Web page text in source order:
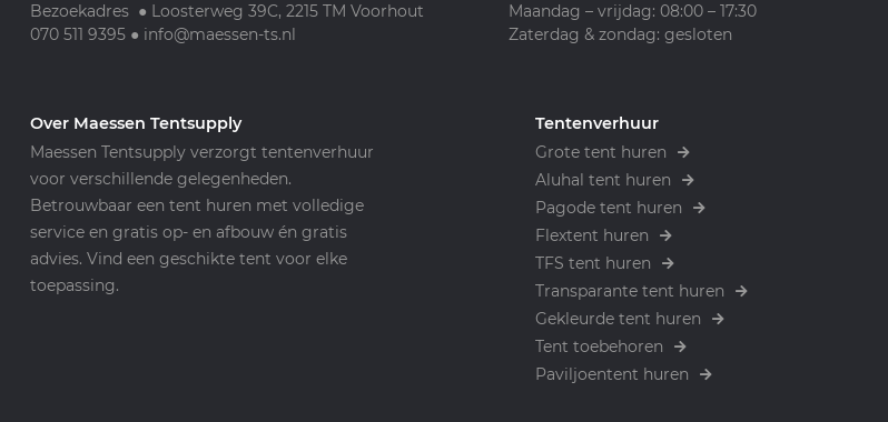
Bezoekadres ● Loosterweg 39C, 2215 TM Voorhout
070 511 9395● info@maessen-ts.nl
Maandag – vrijdag: 08:00 – 17:30
Zaterdag & zondag: gesloten
Over Maessen Tentsupply
Maessen Tentsupply verzorgt tentenverhuur
voor verschillende gelegenheden.
Betrouwbaar een tent huren met volledige
service en gratis op- en afbouw én gratis
advies. Vind een geschikte tent voor elke
toepassing.
Tentenverhuur
Grote tent huren
Aluhal tent huren
Pagode tent huren
Flextent huren
TFS tent huren
Transparante tent huren
Gekleurde tent huren
Tent toebehoren
Paviljoentent huren